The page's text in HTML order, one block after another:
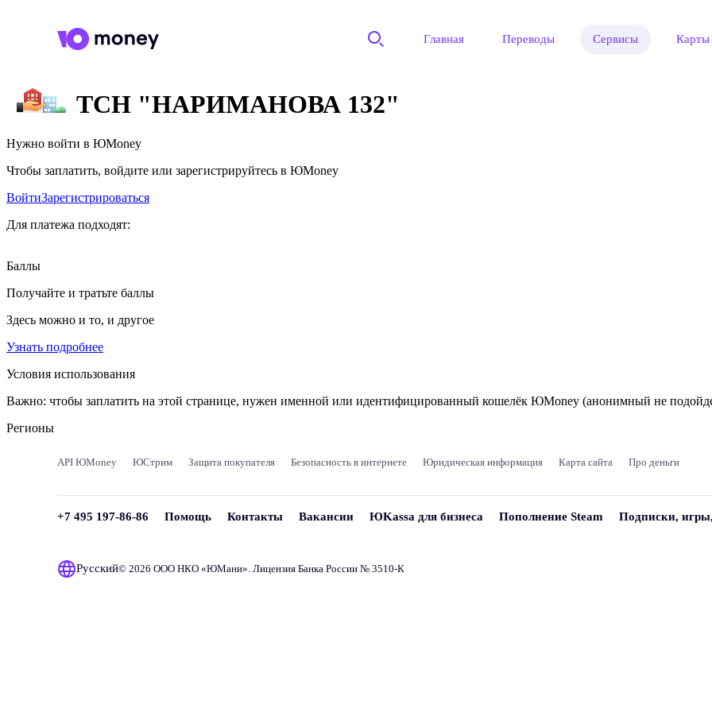
Главная Переводы Сервисы Карты
ТСН "НАРИМАНОВА 132"
Нужно войти в ЮMoney
Чтобы заплатить, войдите или зарегистрируйтесь в ЮMoney
ВойтиЗарегистрироваться
Для платежа подходят:
Баллы
Получайте и тратьте баллы
Здесь можно и то, и другое
Узнать подробнее
Условия использования
Важно: чтобы заплатить на этой странице, нужен именной или идентифицированный кошелёк ЮMoney (анонимный не
Регионы
API ЮMoney ЮСтрим Защита покупателя Безопасность в интернете Юридическая информация Карта сайта Про деньги
+7 495 197-86-86 Помощь Контакты Вакансии ЮKassa для бизнеса Пополнение Steam Подписки,
Русский© 2026 ООО НКО «ЮМани». Лицензия Банка России № 3510‑К